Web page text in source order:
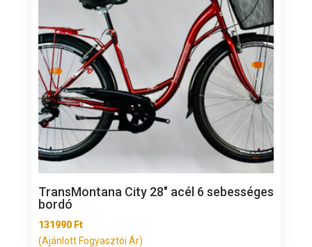
TransMontana City 28″ acél 6 sebességes
bordó
131990 Ft
(Ajánlott Fogyasztói Ár)